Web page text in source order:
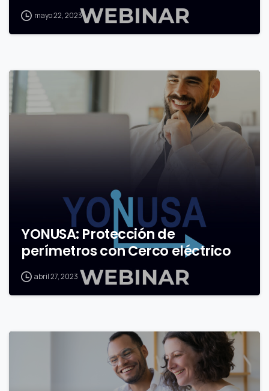
mayo 22, 2023
YONUSA: Protección de
perímetros con Cerco eléctrico
abril 27, 2023
0